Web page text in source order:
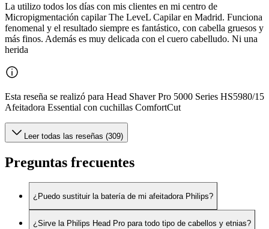
La utilizo todos los días con mis clientes en mi centro de
Micropigmentación capilar The LeveL Capilar en Madrid. Funciona
fenomenal y el resultado siempre es fantástico, con cabella gruesos y
más finos. Además es muy delicada con el cuero cabelludo. Ni una
herida
Esta reseña se realizó para Head Shaver Pro 5000 Series HS5980/15
Afeitadora Essential con cuchillas ComfortCut
Leer todas las reseñas (309)
Preguntas frecuentes
¿Puedo sustituir la batería de mi afeitadora Philips?
¿Sirve la Philips Head Pro para todo tipo de cabellos y etnias?